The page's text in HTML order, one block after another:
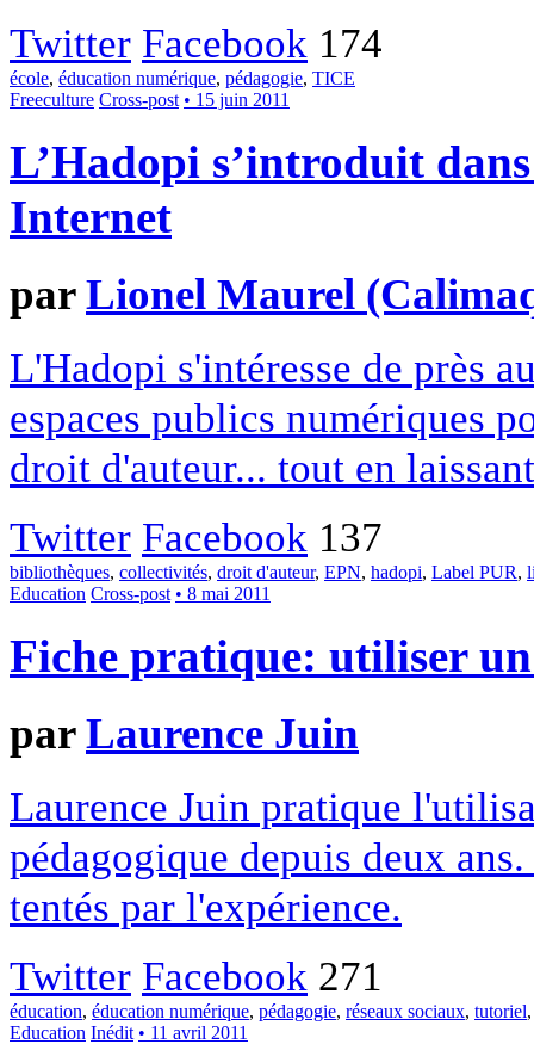
Twitter Facebook 174
école, éducation numérique, pédagogie, TICE
Freeculture Cross-post • 15 juin 2011
L’Hadopi s’introduit
Internet
parLionel Maurel
L'Hadopi s'intéresse de près
espaces publics numériques
droit d'auteur... tout en
Twitter Facebook 137
bibliothèques, collectivités, droit d'auteur, EPN, hadopi, Label PUR,
Education Cross-post • 8 mai 2011
Fiche pratique: utiliser un
parLaurence Juin
Laurence Juin pratique
pédagogique depuis deux
tentés par l'expérience.
Twitter Facebook 271
éducation, éducation numérique, pédagogie, réseaux sociaux, tutoriel
Education Inédit • 11 avril 2011